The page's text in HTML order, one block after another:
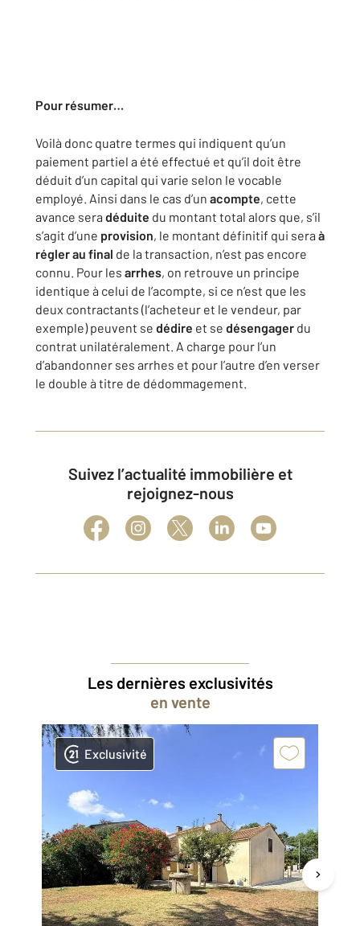
Pour résumer…
Voilà donc quatre termes qui indiquent qu’un
paiement partiel a été effectué et qu’il doit être
déduit d’un capital qui varie selon le vocable
employé. Ainsi dans le cas d’un acompte, cette
avance sera déduite du montant total alors que, s’il
s’agit d’une provision, le montant définitif qui sera à
régler au final de la transaction, n’est pas encore
connu. Pour les arrhes, on retrouve un principe
identique à celui de l’acompte, si ce n’est que les
deux contractants (l’acheteur et le vendeur, par
exemple) peuvent se dédire et se désengager du
contrat unilatéralement. A charge pour l’un
d’abandonner ses arrhes et pour l’autre d’en verser
le double à titre de dédommagement.
Suivez l’actualité immobilière et
rejoignez-nous
Les dernières exclusivités
en vente
Exclusivité